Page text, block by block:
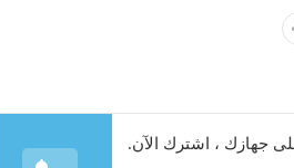
جهازك ، اشترك الآن.